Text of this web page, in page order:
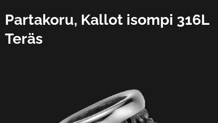
Partakoru, Kallot isompi 316L
Teräs